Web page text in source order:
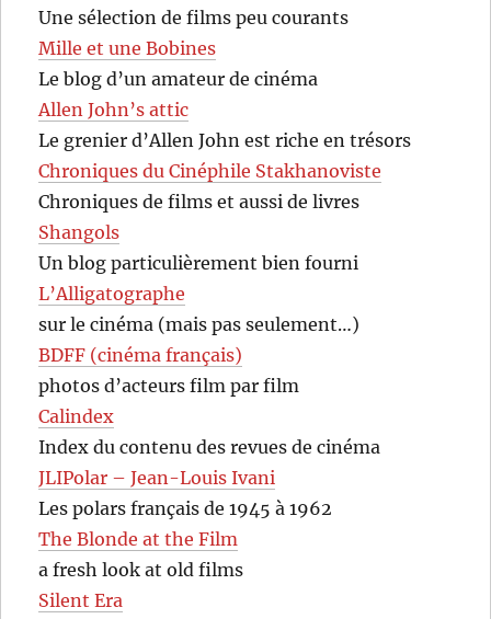
Une sélection de films peu courants
Mille et une Bobines
Le blog d’un amateur de cinéma
Allen John’s attic
Le grenier d’Allen John est riche en trésors
Chroniques du Cinéphile Stakhanoviste
Chroniques de films et aussi de livres
Shangols
Un blog particulièrement bien fourni
L’Alligatographe
sur le cinéma (mais pas seulement…)
BDFF (cinéma français)
photos d’acteurs film par film
Calindex
Index du contenu des revues de cinéma
JLIPolar – Jean-Louis Ivani
Les polars français de 1945 à 1962
The Blonde at the Film
a fresh look at old films
Silent Era